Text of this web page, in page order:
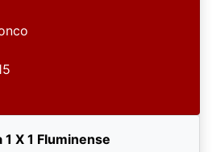
X 1 Fluminense